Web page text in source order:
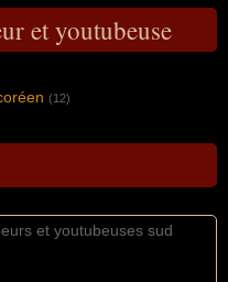
et youtubeuse
(12)